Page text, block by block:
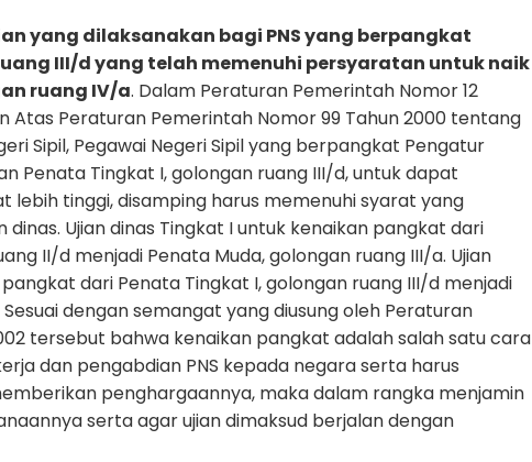
yang dilaksanakan bagi PNS yang berpangkat
III/d yang telah memenuhi persyaratan untuk naik
ruang IV/a. Dalam Peraturan Pemerintah Nomor 12
Atas Peraturan Pemerintah Nomor 99 Tahun 2000 tentang
Sipil, Pegawai Negeri Sipil yang berpangkat Pengatur
Penata Tingkat I, golongan ruang III/d, untuk dapat
lebih tinggi, disamping harus memenuhi syarat yang
dinas. Ujian dinas Tingkat I untuk kenaikan pangkat dari
II/d menjadi Penata Muda, golongan ruang III/a. Ujian
dari Penata Tingkat I, golongan ruang III/d menjadi
dengan semangat yang diusung oleh Peraturan
tersebut bahwa kenaikan pangkat adalah salah satu cara
dan pengabdian PNS kepada negara serta harus
penghargaannya, maka dalam rangka menjamin
serta agar ujian dimaksud berjalan dengan